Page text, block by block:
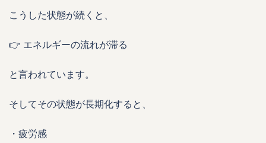
こうした状態が続くと、
👉 エネルギーの流れが滞る
と言われています。
そしてその状態が長期化すると、
・疲労感